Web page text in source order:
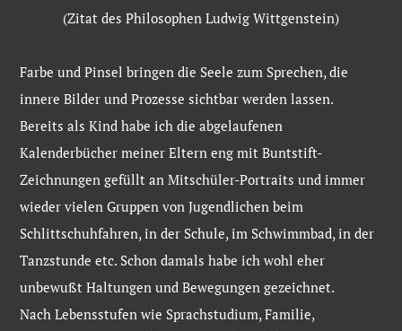
(Zitat des Philosophen Ludwig Wittgenstein)
Farbe und Pinsel bringen die Seele zum Sprechen, die
innere Bilder und Prozesse sichtbar werden lassen.
Bereits als Kind habe ich die abgelaufenen
Kalenderbücher meiner Eltern eng mit Buntstift-
Zeichnungen gefüllt an Mitschüler-Portraits und immer
wieder vielen Gruppen von Jugendlichen beim
Schlittschuhfahren, in der Schule, im Schwimmbad, in der
Tanzstunde etc. Schon damals habe ich wohl eher
unbewußt Haltungen und Bewegungen gezeichnet.
Nach Lebensstufen wie Sprachstudium, Familie,